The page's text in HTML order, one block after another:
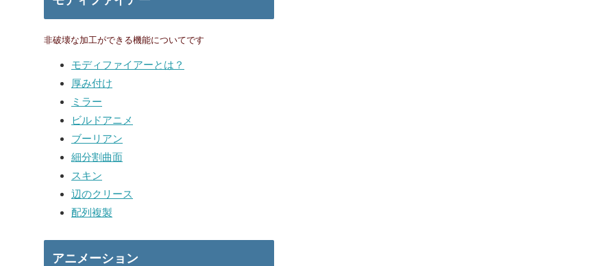
非破壊な加工ができる機能についてです
モディファイアーとは？
厚み付け
ミラー
ビルドアニメ
ブーリアン
細分割曲面
スキン
辺のクリース
配列複製
アニメーション